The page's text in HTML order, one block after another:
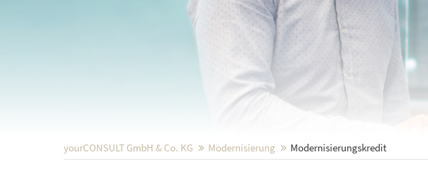
yourCONSULT GmbH & Co. KG Modernisierung Modernisierungskredit